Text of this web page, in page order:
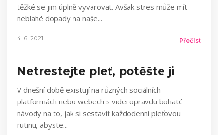
těžké se jim úplně vyvarovat. Avšak stres může mít
neblahé dopady na naše
Přečíst
4. 6. 2021
Netrestejte pleť, potěšte ji
V dnešní době existují na různých sociálních
platformách nebo webech s videi opravdu bohaté
návody na to, jak si sestavit každodenní pleťovou
rutinu, abyste